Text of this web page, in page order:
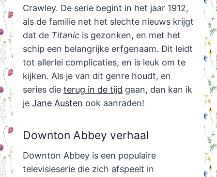
Crawley. De serie begint in het jaar 1912,
als de familie net het slechte nieuws krijgt
dat de Titanicis gezonken, en met het
schip een belangrijke erfgenaam. Dit leidt
tot allerlei complicaties, en is leuk om te
kijken. Als je van dit genre houdt, en
series die terug in de tijd gaan, dan kan ik
je Jane Austen ook aanraden!
Downton Abbey verhaal
Downton Abbey is een populaire
televisieserie die zich afspeelt in